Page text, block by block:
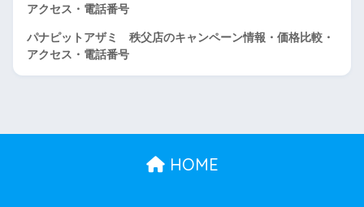
アクセス・電話番号
パナピットアザミ 秩父店のキャンペーン情報・価格比較・
アクセス・電話番号
HOME